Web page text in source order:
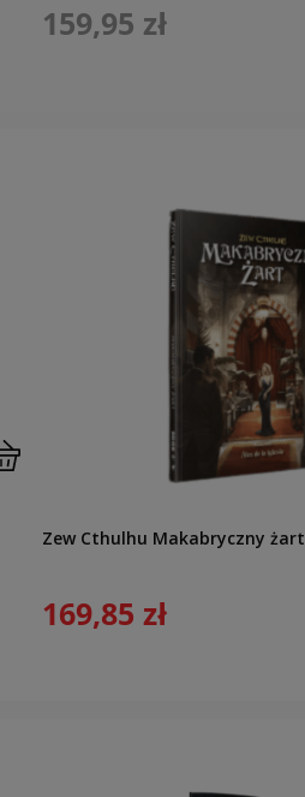
159,95 zł
Zew Cthulhu Makabryczny żart
169,85 zł